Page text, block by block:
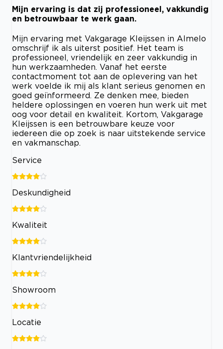
Mijn ervaring is dat zij professioneel, vakkundig
en betrouwbaar te werk gaan.
Mijn ervaring met Vakgarage Kleijssen in Almelo
omschrijf ik als uiterst positief. Het team is
professioneel, vriendelijk en zeer vakkundig in
hun werkzaamheden. Vanaf het eerste
contactmoment tot aan de oplevering van het
werk voelde ik mij als klant serieus genomen en
goed geïnformeerd. Ze denken mee, bieden
heldere oplossingen en voeren hun werk uit met
oog voor detail en kwaliteit. Kortom, Vakgarage
Kleijssen is een betrouwbare keuze voor
iedereen die op zoek is naar uitstekende service
en vakmanschap.
Service
Deskundigheid
Kwaliteit
Klantvriendelijkheid
Showroom
Locatie